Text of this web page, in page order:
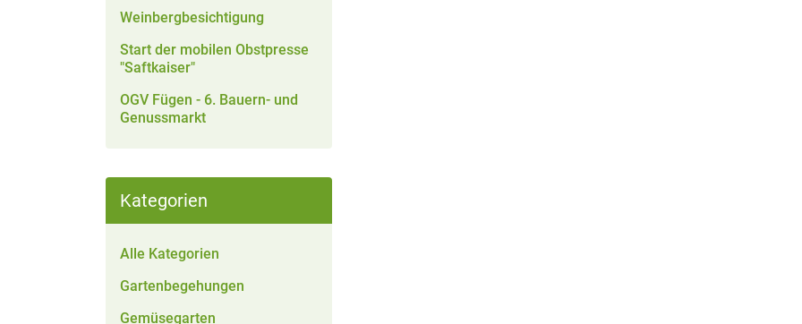
Weinbergbesichtigung
Start der mobilen Obstpresse
"Saftkaiser"
OGV Fügen - 6. Bauern- und
Genussmarkt
Kategorien
Alle Kategorien
Gartenbegehungen
Gemüsegarten